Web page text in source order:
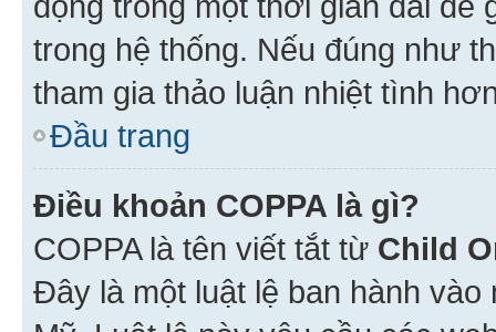
trong hệ thống. Nếu đúng như
tham gia thảo luận nhiệt tình
Đầu trang
Điều khoản COPPA là gì?
COPPA là tên viết tắt từ Child
Đây là một luật lệ ban hành